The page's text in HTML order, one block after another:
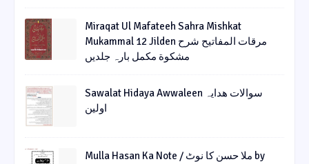
Miraqat Ul Mafateeh Sahra Mishkat
Mukammal 12 Jilden مرقات المفاتیح شرح
مشکوة مکمل بارہ جلدیں
Sawalat Hidaya Awwaleen سوالات ھدایہ
اولین
Mulla Hasan Ka Note / ملا حسن کا نوٹ by